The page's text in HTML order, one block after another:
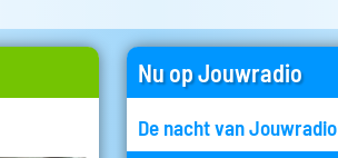
Nu op Jouwradio
De nacht van Jouwradio